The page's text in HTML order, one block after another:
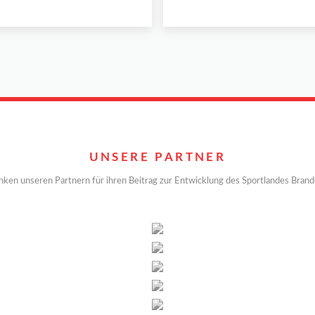
UNSERE PARTNER
unseren Partnern für ihren Beitrag zur Entwicklung des Sportlandes